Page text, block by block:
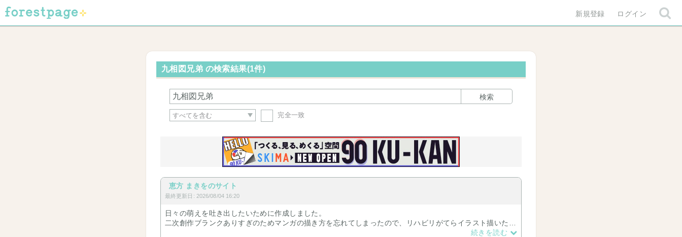
新規登録 ログイン
九相図兄弟 の検索結果(1件)
検索
完全一致
恵方 まきをのサイト
最終更新日: 2026/08/04 16:20
日々の萌えを吐き出したいために作成しました。
二次創作ブランクありすぎのためマンガの描き方を忘れてしまったので、リハビリがてらイラスト描いた
続きを読む